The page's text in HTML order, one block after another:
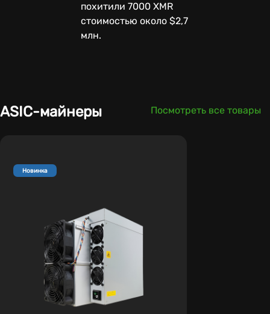
похитили 7000 XMR
стоимостью около $2,7
млн.
ASIC-майнеры Посмотреть все товары
Новинка